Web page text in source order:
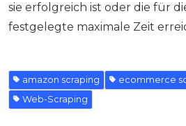
sie erfolgreich ist oder die für
festgelegte maximale Zeit
amazon scraping
ecommerce
Web-Scraping